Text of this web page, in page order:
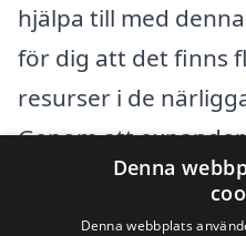
hjälpa till med
för dig att det finns
resurser i de
Genom att
områden som Sveg,
Funäsdalen,
Denna
Denna webbplats